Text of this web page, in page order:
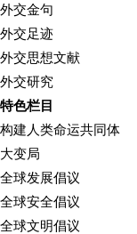
外交金句
外交足迹
外交思想文献
外交研究
特色栏目
构建人类命运共同体
大变局
全球发展倡议
全球安全倡议
全球文明倡议